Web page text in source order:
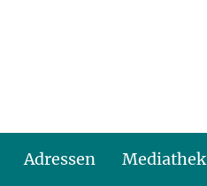
Adressen Mediathek